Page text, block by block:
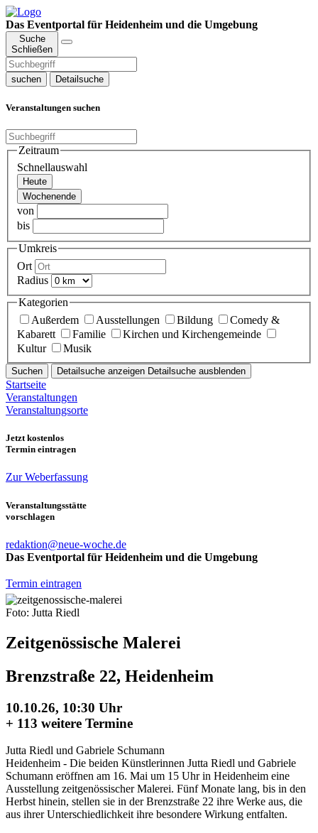
Das Eventportal für Heidenheim und die Umgebung
Suche
Schließen
suchen Detailsuche
Veranstaltungen suchen
Zeitraum
Schnellauswahl
Heute
Wochenende
von
bis
Umkreis
Ort
Radius
Kategorien
Außerdem
Ausstellungen Bildung
Comedy &
Kabarett
Familie
Kirchen und Kirchengemeinde
Kultur
Musik
Suchen Detailsuche anzeigen Detailsuche ausblenden
Startseite
Veranstaltungen
Veranstaltungsorte
Jetzt kostenlos
Termin eintragen
Zur Weberfassung
Veranstaltungsstätte
vorschlagen
redaktion@neue-woche.de
Das Eventportal für Heidenheim und die Umgebung
Termin eintragen
Foto: Jutta Riedl
Zeitgenössische Malerei
Brenzstraße 22, Heidenheim
10.10.26, 10:30 Uhr
+ 113 weitere Termine
Jutta Riedl und Gabriele Schumann
Heidenheim - Die beiden Künstlerinnen Jutta Riedl und Gabriele
Schumann eröffnen am 16. Mai um 15 Uhr in Heidenheim eine
Ausstellung zeitgenössischer Malerei. Fünf Monate lang, bis in den
Herbst hinein, stellen sie in der Brenzstraße 22 ihre Werke aus, die
aus ihrer Unterschiedlichkeit ihre besondere Wirkung entfalten.